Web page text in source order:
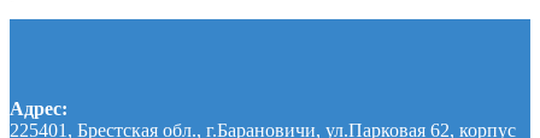
Адрес:
225401, Брестская обл., г.Барановичи, ул.Парковая 62, корпус